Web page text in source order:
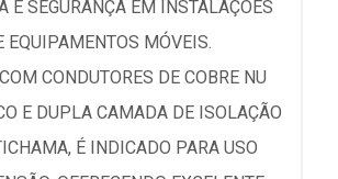
E SEGURANÇA EM INSTALAÇÕES
EQUIPAMENTOS MÓVEIS.
CONDUTORES DE COBRE NU
E DUPLA CAMADA DE ISOLAÇÃO
É INDICADO PARA USO